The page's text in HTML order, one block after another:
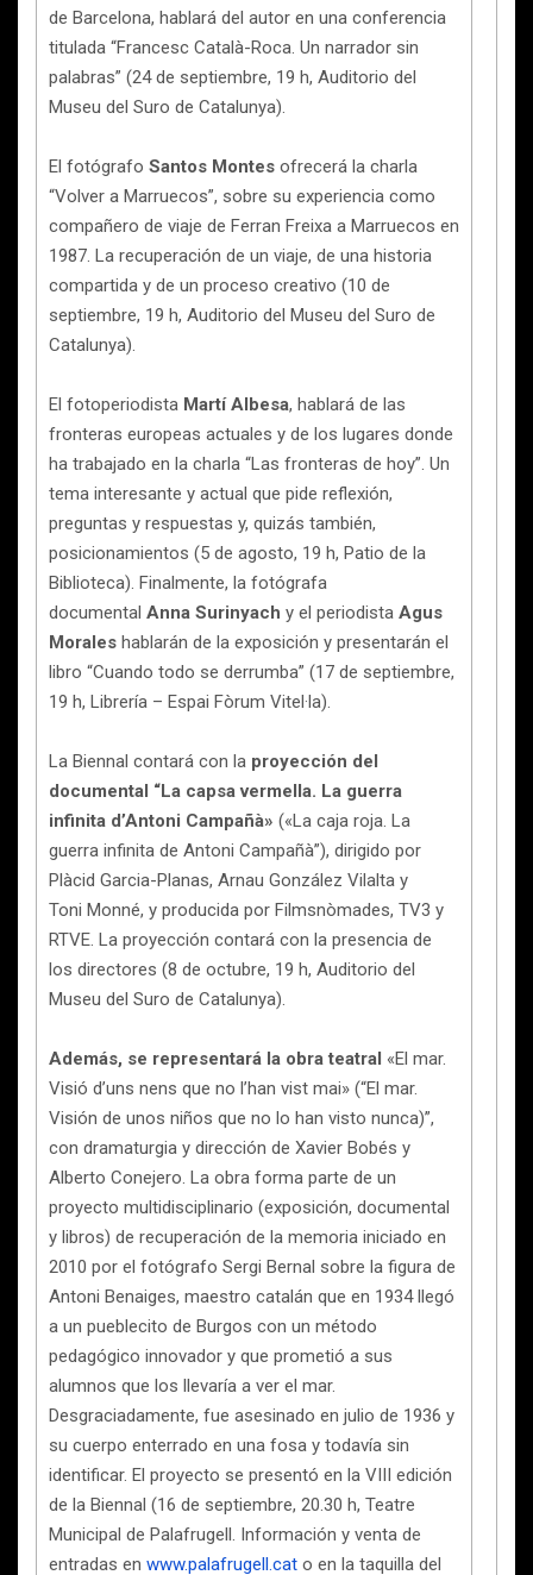
de Barcelona, hablará del autor en una conferencia
titulada “Francesc Català-Roca. Un narrador sin
palabras” (24 de septiembre, 19 h, Auditorio del
Museu del Suro de Catalunya).
El fotógrafo Santos Montes ofrecerá la charla
“Volver a Marruecos”, sobre su experiencia como
compañero de viaje de Ferran Freixa a Marruecos en
1987. La recuperación de un viaje, de una historia
compartida y de un proceso creativo (10 de
septiembre, 19 h, Auditorio del Museu del Suro de
Catalunya).
El fotoperiodista Martí Albesa, hablará de las
fronteras europeas actuales y de los lugares donde
ha trabajado en la charla “Las fronteras de hoy”. Un
tema interesante y actual que pide reflexión,
preguntas y respuestas y, quizás también,
posicionamientos (5 de agosto, 19 h, Patio de la
Biblioteca). Finalmente, la fotógrafa
documental Anna Surinyach y el periodista Agus
Morales hablarán de la exposición y presentarán el
libro “Cuando todo se derrumba” (17 de septiembre,
19 h, Librería – Espai Fòrum Vitel·la).
La Biennal contará con la proyección del
documental “La capsa vermella. La guerra
infinita d’Antoni Campañà» («La caja roja. La
guerra infinita de Antoni Campañà”), dirigido por
Plàcid Garcia-Planas, Arnau González Vilalta y
Toni Monné, y producida por Filmsnòmades, TV3 y
RTVE. La proyección contará con la presencia de
los directores (8 de octubre, 19 h, Auditorio del
Museu del Suro de Catalunya).
Además, se representará la obra teatral «El mar.
Visió d’uns nens que no l’han vist mai» (“El mar.
Visión de unos niños que no lo han visto nunca)”,
con dramaturgia y dirección de Xavier Bobés y
Alberto Conejero. La obra forma parte de un
proyecto multidisciplinario (exposición, documental
y libros) de recuperación de la memoria iniciado en
2010 por el fotógrafo Sergi Bernal sobre la figura de
Antoni Benaiges, maestro catalán que en 1934 llegó
a un pueblecito de Burgos con un método
pedagógico innovador y que prometió a sus
alumnos que los llevaría a ver el mar.
Desgraciadamente, fue asesinado en julio de 1936 y
su cuerpo enterrado en una fosa y todavía sin
identificar. El proyecto se presentó en la VIII edición
de la Biennal (16 de septiembre, 20.30 h, Teatre
Municipal de Palafrugell. Información y venta de
entradas en www.palafrugell.cat o en la taquilla del